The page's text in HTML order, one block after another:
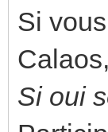
Si
Si oui